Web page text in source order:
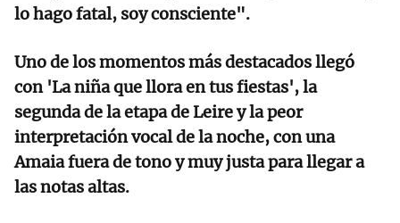
lo hago fatal, soy consciente".
Uno de los momentos más destacados llegó
con 'La niña que llora en tus fiestas', la
segunda de la etapa de Leire y la peor
interpretación vocal de la noche, con una
Amaia fuera de tono y muy justa para llegar a
las notas altas.